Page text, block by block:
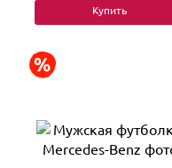
Купить